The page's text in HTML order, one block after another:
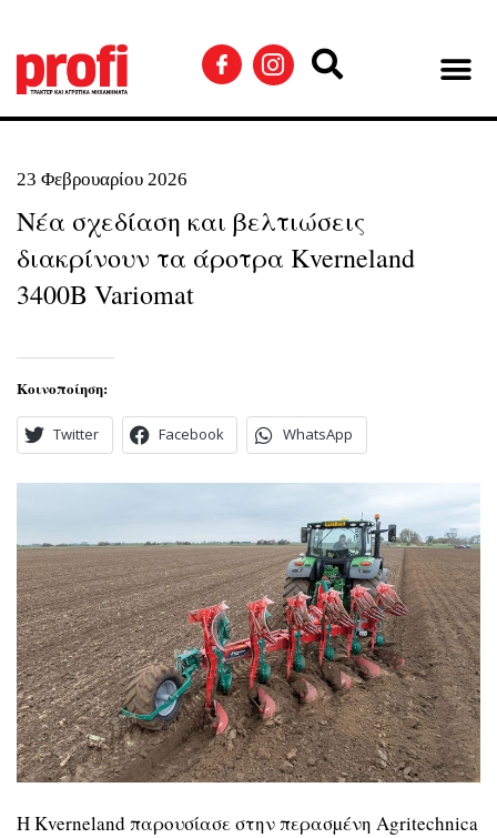
23 Φεβρουαρίου 2026
Νέα σχεδίαση και βελτιώσεις
διακρίνουν τα άροτρα Kverneland
3400B Variomat
Κοινοποίηση:
Twitter Facebook WhatsApp
H Kverneland παρουσίασε στην περασµένη Agritechnica